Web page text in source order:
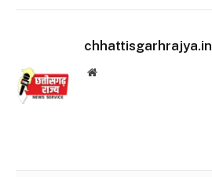
chhattisgarhrajya.in
Website